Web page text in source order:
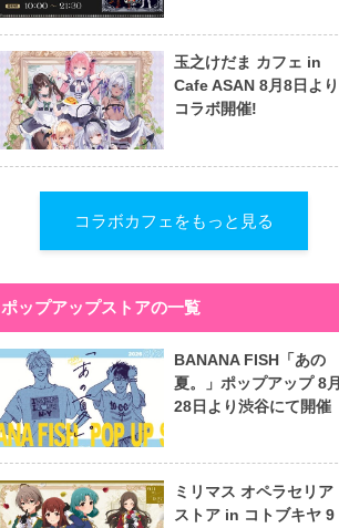
玉之けだま カフェ in
Cafe ASAN 8月8日より
コラボ開催!
コラボカフェをもっと見る
ポップアップストアの一覧
BANANA FISH「あの
夏。」ポップアップ 8月
28日より渋谷にて開催
ミリマス オペラセリア
ストア in コトブキヤ 9